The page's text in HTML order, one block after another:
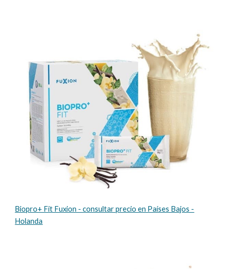
Biopro+ Fit Fuxion - consultar precio en Países Bajos -
Holanda